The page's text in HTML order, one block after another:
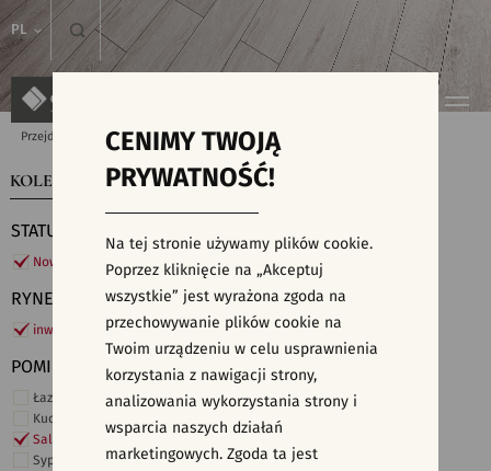
PL
Przejdź do strony głównej Kolekcje
KOLEKCJE WYSZUKIWARKA PŁYTEK
STATUS
Nowości
RYNEK
inwestycje
POMIESZCZENIE
Łazienka
Kuchnia
Salon i hol
Sypialnia
CENIMY TWOJĄ
PRYWATNOŚĆ!
Na tej stronie używamy plików cookie.
Poprzez kliknięcie na „Akceptuj
wszystkie” jest wyrażona zgoda na
przechowywanie plików cookie na
Twoim urządzeniu w celu usprawnienia
korzystania z nawigacji strony,
analizowania wykorzystania strony i
wsparcia naszych działań
marketingowych. Zgoda ta jest